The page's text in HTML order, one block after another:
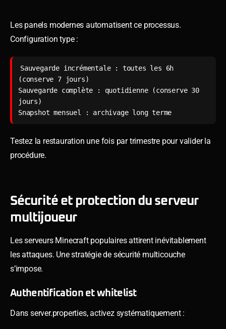
Les panels modernes automatisent ce processus.
Configuration type :
Sauvegarde incrémentale : toutes les 6h
(conserve 7 jours)
Sauvegarde complète : quotidienne (conserve 30
jours)
Snapshot mensuel : archivage long terme
Testez la restauration une fois par trimestre pour valider la
procédure.
Sécurité et protection du serveur
multijoueur
Les serveurs Minecraft populaires attirent inévitablement
les attaques. Une stratégie de sécurité multicouche
s’impose.
Authentification et whitelist
Dans server.properties, activez systématiquement :